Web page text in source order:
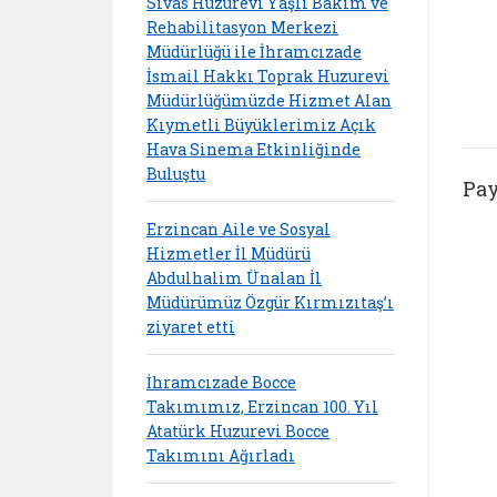
Rehabilitasyon Merkezi
Müdürlüğü ile İhramcızade
İsmail Hakkı Toprak Huzurevi
Müdürlüğümüzde Hizmet Alan
Kıymetli Büyüklerimiz Açık
Hava Sinema Etkinliğinde
Buluştu
Erzincan Aile ve Sosyal
Hizmetler İl Müdürü
Abdulhalim Ünalan İl
Müdürümüz Özgür Kırmızıtaş’ı
ziyaret etti
İhramcızade Bocce
Takımımız, Erzincan 100. Yıl
Atatürk Huzurevi Bocce
Takımını Ağırladı